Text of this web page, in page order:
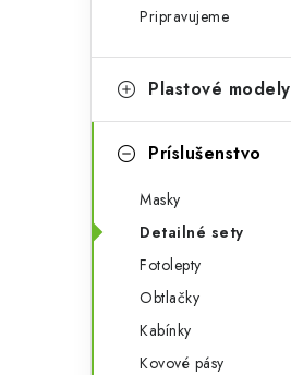
n
l
e
Pripravujeme
Plastové modely
Príslušenstvo
Masky
Detailné sety
Fotolepty
Obtlačky
Kabínky
Kovové pásy